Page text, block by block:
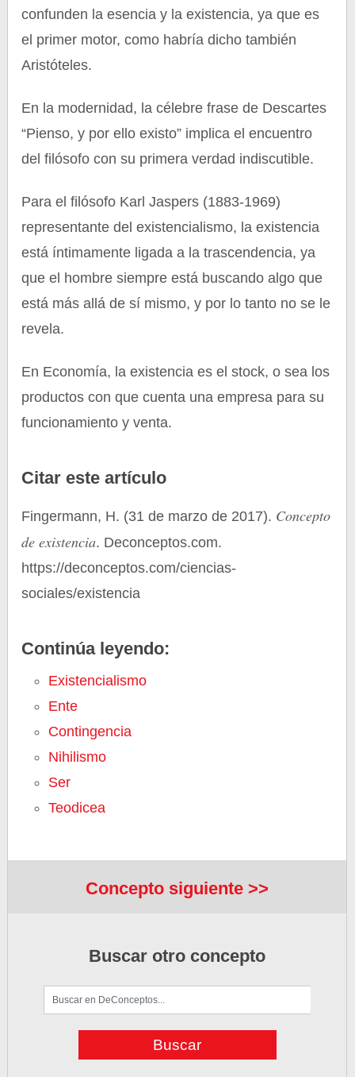
confunden la esencia y la existencia, ya que es
el primer motor, como habría dicho también
Aristóteles.
En la modernidad, la célebre frase de Descartes
“Pienso, y por ello existo” implica el encuentro
del filósofo con su primera verdad indiscutible.
Para el filósofo Karl Jaspers (1883-1969)
representante del existencialismo, la existencia
está íntimamente ligada a la trascendencia, ya
que el hombre siempre está buscando algo que
está más allá de sí mismo, y por lo tanto no se le
revela.
En Economía, la existencia es el stock, o sea los
productos con que cuenta una empresa para su
funcionamiento y venta.
Citar este artículo
Fingermann, H. (31 de marzo de 2017). Concepto
de existencia. Deconceptos.com.
https://deconceptos.com/ciencias-
sociales/existencia
Continúa leyendo:
Existencialismo
Ente
Contingencia
Nihilismo
Ser
Teodicea
Concepto siguiente >>
Buscar otro concepto